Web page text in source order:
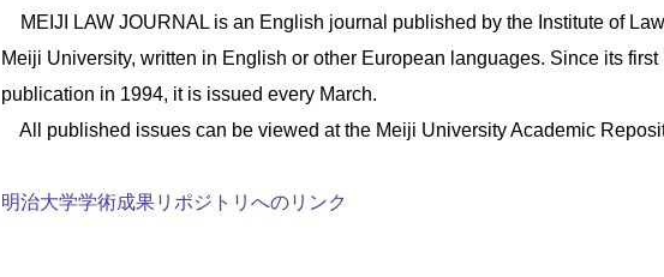
MEIJI LAW JOURNAL is an English journal published by the Institute of
Meiji University, written in English or other European languages. Since its first
publication in 1994, it is issued every March.
All published issues can be viewed at the Meiji University Academic
明治大学学術成果リポジトリへのリンク